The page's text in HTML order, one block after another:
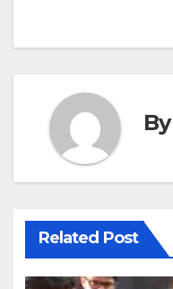
By
Related Post